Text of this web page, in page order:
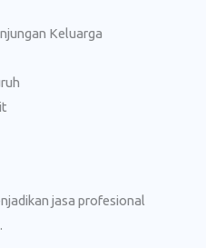
Keluarga
jasa profesional